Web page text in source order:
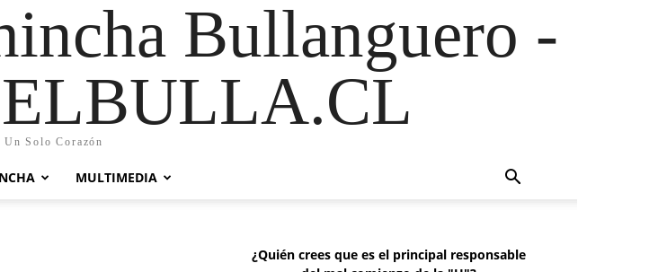
Bullanguero -
Un Solo Corazón
MULTIMEDIA
¿Quién crees que es el principal responsable